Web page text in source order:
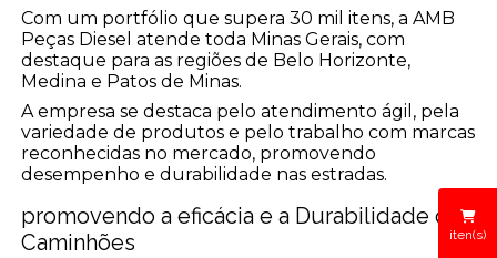
iten(s)
Com um portfólio que supera 30 mil itens, a AMB
Peças Diesel atende toda Minas Gerais, com
destaque para as regiões de Belo Horizonte,
Medina e Patos de Minas.
A empresa se destaca pelo atendimento ágil, pela
variedade de produtos e pelo trabalho com marcas
reconhecidas no mercado, promovendo
desempenho e durabilidade nas estradas.
promovendo a eficácia e a Durabilidade dos
Caminhões